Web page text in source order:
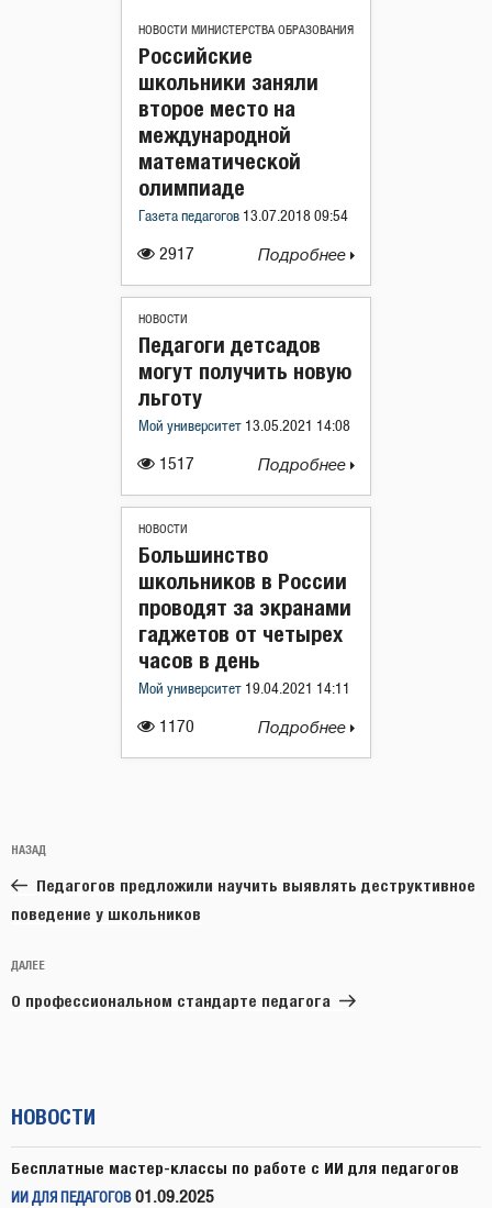
НОВОСТИ МИНИСТЕРСТВА ОБРАЗОВАНИЯ
2917
Российские
школьники заняли
второе место на
международной
математической
олимпиаде
Газета педагогов 13.07.2018 09:54
Подробнее
НОВОСТИ
1517
Педагоги детсадов
могут получить новую
льготу
Мой университет 13.05.2021 14:08
Подробнее
НОВОСТИ
1170
Большинство
школьников в России
проводят за экранами
гаджетов от четырех
часов в день
Мой университет 19.04.2021 14:11
Подробнее
по
записям
Предыдущая
запись:
НАЗАД
Педагогов предложили научить выявлять деструктивное
поведение у школьников
Следующая
запись
ДАЛЕЕ
О профессиональном стандарте педагога
НОВОСТИ
Бесплатные мастер-классы по работе с ИИ для педагогов
ИИ ДЛЯ ПЕДАГОГОВ 01.09.2025